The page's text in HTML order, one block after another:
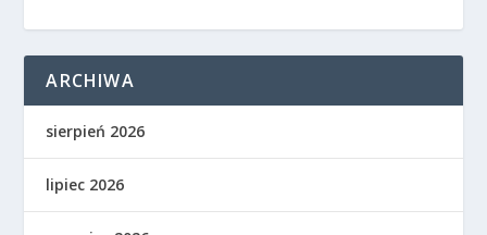
ARCHIWA
sierpień 2026
lipiec 2026